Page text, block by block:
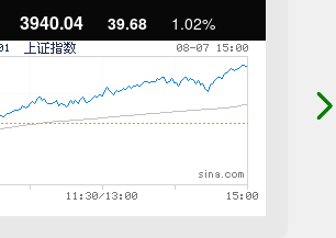
3940.04 39.68 1.02%